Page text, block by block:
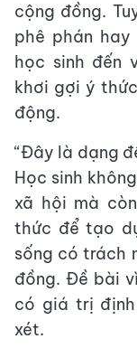
cộng đồng.
phê phán
học sinh đến
khơi gợi ý
động.
“Đây là dạng
Học sinh
xã hội mà
thức để tạo
sống có trách
đồng. Đề bài
có giá trị định
xét.